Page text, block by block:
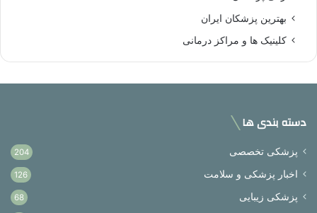
بهترین پزشکان ایران
کلینیک ها و مراکز درمانی
دسته بندی ها
پزشکی تخصصی 204
اخبار پزشکی و سلامت 126
پزشکی زیبایی 68